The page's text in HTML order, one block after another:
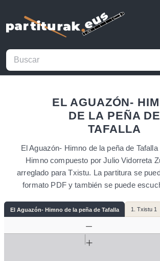
EL AGUAZÓN-
DE LA PEÑA DE
TAFALLA
El Aguazón- Himno de la peña de
Himno compuesto por Julio Vidorreta
arreglado para Txistu. La partitura se
formato PDF y también se puede
El Aguazón- Himno de la peña de Tafalla 1. Txistu 1